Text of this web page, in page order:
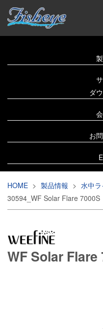
ダ
お
HOME > 製品情報 > 水中ラ
30594_WF Solar Flare 7000S
WF Solar Flare